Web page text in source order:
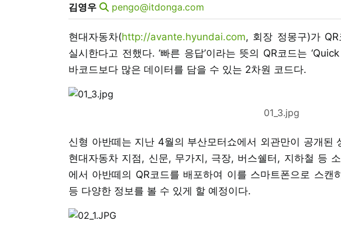
김영우 pengo@itdonga.com
현대자동차(http://avante.hyundai.com, 회장 정몽구)가
실시한다고 전했다. ‘빠른 응답’이라는 뜻의 QR코드는
바코드보다 많은 데이터를 담을 수 있는 2차원 코드다.
01_3.jpg
신형 아반떼는 지난 4월의 부산모터쇼에서 외관만이 공개된
현대자동차 지점, 신문, 무가지, 극장, 버스쉘터, 지하철 등
에서 아반떼의 QR코드를 배포하여 이를 스마트폰으로 스캔
등 다양한 정보를 볼 수 있게 할 예정이다.